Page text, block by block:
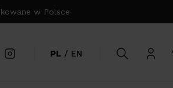
w Polsce
PL / EN